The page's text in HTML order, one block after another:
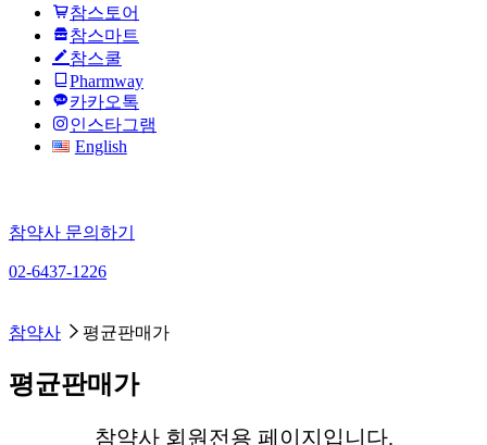
참스토어
참스마트
참스쿨
Pharmway
카카오톡
인스타그램
English
참약사 문의하기
02-6437-1226
참약사
평균판매가
평균판매가
참약사 회원전용 페이지입니다.